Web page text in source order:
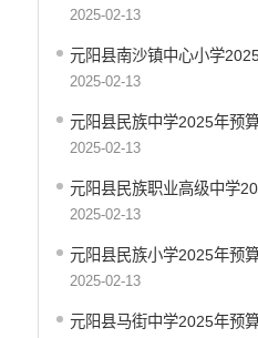
2025-02-13
元阳县南沙镇中心小学
2025-02-13
元阳县民族中学2025年预
2025-02-13
元阳县民族职业高级中学
2025-02-13
元阳县民族小学2025年预
2025-02-13
元阳县马街中学2025年预